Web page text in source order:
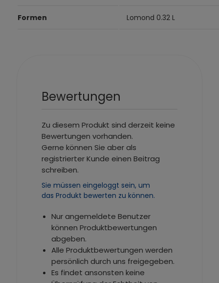
Formen Lomond 0.32 L
Bewertungen
Zu diesem Produkt sind derzeit keine
Bewertungen vorhanden.
Gerne können Sie aber als
registrierter Kunde einen Beitrag
schreiben.
Sie müssen eingeloggt sein, um
das Produkt bewerten zu können.
Nur angemeldete Benutzer
können Produktbewertungen
abgeben.
Alle Produktbewertungen werden
persönlich durch uns freigegeben.
Es findet ansonsten keine